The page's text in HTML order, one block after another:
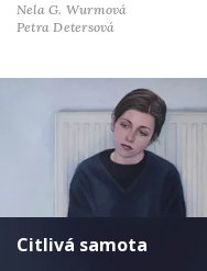
Nela G. Wurmová
Petra Detersová
Citlivá samota